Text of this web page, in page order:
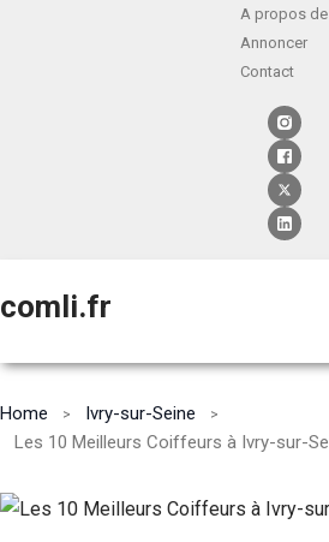
A propos
Annoncer
Contact
comli.fr
Home
Ivry-sur-Seine
Les 10 Meilleurs Coiffeurs à Ivry-sur-